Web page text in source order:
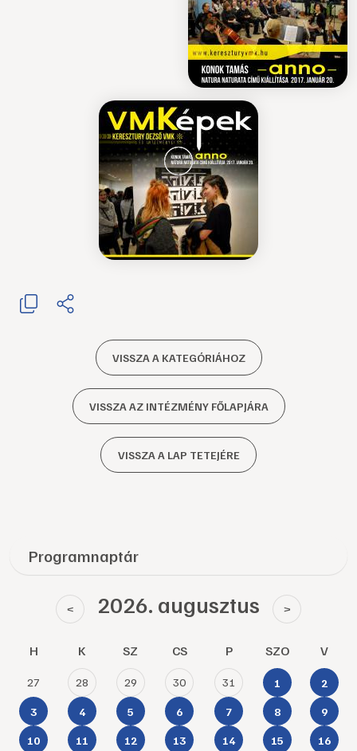
VISSZA A KATEGÓRIÁHOZ
VISSZA AZ INTÉZMÉNY FŐLAPJÁRA
VISSZA A LAP TETEJÉRE
Programnaptár
< 2026. augusztus >
H K SZ CS P SZO V
27 28 29 30 31 1 2
3 4 5 6 7 8 9
10 11 12 13 14 15 16